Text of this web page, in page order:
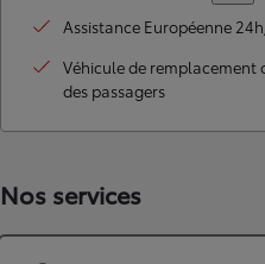
Assistance Européenne
Véhicule de remplacement
des passagers
Nos services